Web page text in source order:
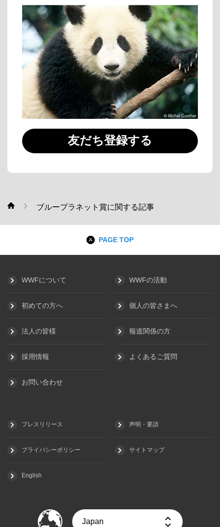
友だち登録する
WWF ブループラネット賞に関する記事
PAGE TOP
WWFについて WWFの活動
初めての方へ 個人の皆さまへ
法人の皆様 報道関係の方
採用情報 よくあるご質問
お問い合わせ
プレスリリース 声明・要請
プライバシーポリシー サイトマップ
English